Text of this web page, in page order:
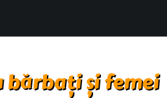
bărbați și femei